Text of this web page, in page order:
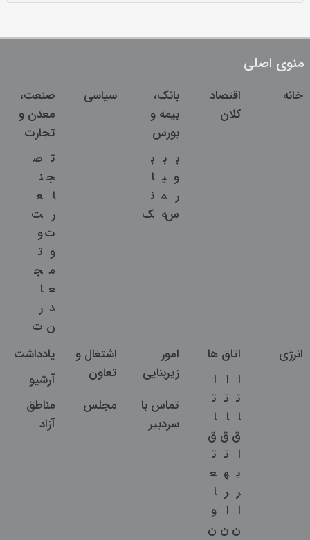
منوی اصلی
خانه
اقتصاد
کلان
بانک،
بیمه و
بورس
ب
و
ر
س
ب
ی
م
ه
ب
ا
ن
ک
سیاسی
صنعت،
معدن و
تجارت
ت
ج
ا
ر
ت
و
م
ع
د
ن
ص
ن
ع
ت
و
ت
ج
ا
ر
ت
انرژی
اتاق ها
ا
ت
ا
ق
ا
ی
ر
ا
ن
ا
ت
ا
ق
ت
ه
ر
ا
ن
ا
ت
ا
ق
ت
ع
ا
و
ن
امور
زیربنایی
اشتغال و
تعاون
یادداشت
آرشیو
تماس با
سردبیر
مجلس
مناطق
آزاد